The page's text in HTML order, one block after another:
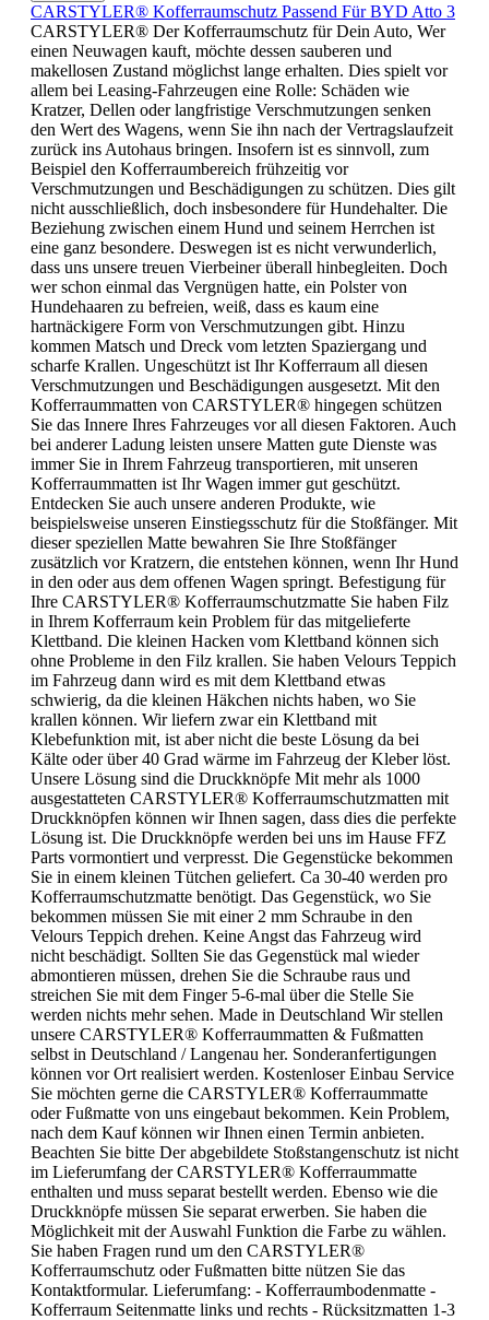
CARSTYLER® Kofferraumschutz Passend Für BYD Atto 3
CARSTYLER® Der Kofferraumschutz für Dein Auto, Wer
einen Neuwagen kauft, möchte dessen sauberen und
makellosen Zustand möglichst lange erhalten. Dies spielt vor
allem bei Leasing-Fahrzeugen eine Rolle: Schäden wie
Kratzer, Dellen oder langfristige Verschmutzungen senken
den Wert des Wagens, wenn Sie ihn nach der Vertragslaufzeit
zurück ins Autohaus bringen. Insofern ist es sinnvoll, zum
Beispiel den Kofferraumbereich frühzeitig vor
Verschmutzungen und Beschädigungen zu schützen. Dies gilt
nicht ausschließlich, doch insbesondere für Hundehalter. Die
Beziehung zwischen einem Hund und seinem Herrchen ist
eine ganz besondere. Deswegen ist es nicht verwunderlich,
dass uns unsere treuen Vierbeiner überall hinbegleiten. Doch
wer schon einmal das Vergnügen hatte, ein Polster von
Hundehaaren zu befreien, weiß, dass es kaum eine
hartnäckigere Form von Verschmutzungen gibt. Hinzu
kommen Matsch und Dreck vom letzten Spaziergang und
scharfe Krallen. Ungeschützt ist Ihr Kofferraum all diesen
Verschmutzungen und Beschädigungen ausgesetzt. Mit den
Kofferraummatten von CARSTYLER® hingegen schützen
Sie das Innere Ihres Fahrzeuges vor all diesen Faktoren. Auch
bei anderer Ladung leisten unsere Matten gute Dienste was
immer Sie in Ihrem Fahrzeug transportieren, mit unseren
Kofferraummatten ist Ihr Wagen immer gut geschützt.
Entdecken Sie auch unsere anderen Produkte, wie
beispielsweise unseren Einstiegsschutz für die Stoßfänger. Mit
dieser speziellen Matte bewahren Sie Ihre Stoßfänger
zusätzlich vor Kratzern, die entstehen können, wenn Ihr Hund
in den oder aus dem offenen Wagen springt. Befestigung für
Ihre CARSTYLER® Kofferraumschutzmatte Sie haben Filz
in Ihrem Kofferraum kein Problem für das mitgelieferte
Klettband. Die kleinen Hacken vom Klettband können sich
ohne Probleme in den Filz krallen. Sie haben Velours Teppich
im Fahrzeug dann wird es mit dem Klettband etwas
schwierig, da die kleinen Häkchen nichts haben, wo Sie
krallen können. Wir liefern zwar ein Klettband mit
Klebefunktion mit, ist aber nicht die beste Lösung da bei
Kälte oder über 40 Grad wärme im Fahrzeug der Kleber löst.
Unsere Lösung sind die Druckknöpfe Mit mehr als 1000
ausgestatteten CARSTYLER® Kofferraumschutzmatten mit
Druckknöpfen können wir Ihnen sagen, dass dies die perfekte
Lösung ist. Die Druckknöpfe werden bei uns im Hause FFZ
Parts vormontiert und verpresst. Die Gegenstücke bekommen
Sie in einem kleinen Tütchen geliefert. Ca 30-40 werden pro
Kofferraumschutzmatte benötigt. Das Gegenstück, wo Sie
bekommen müssen Sie mit einer 2 mm Schraube in den
Velours Teppich drehen. Keine Angst das Fahrzeug wird
nicht beschädigt. Sollten Sie das Gegenstück mal wieder
abmontieren müssen, drehen Sie die Schraube raus und
streichen Sie mit dem Finger 5-6-mal über die Stelle Sie
werden nichts mehr sehen. Made in Deutschland Wir stellen
unsere CARSTYLER® Kofferraummatten & Fußmatten
selbst in Deutschland / Langenau her. Sonderanfertigungen
können vor Ort realisiert werden. Kostenloser Einbau Service
Sie möchten gerne die CARSTYLER® Kofferraummatte
oder Fußmatte von uns eingebaut bekommen. Kein Problem,
nach dem Kauf können wir Ihnen einen Termin anbieten.
Beachten Sie bitte Der abgebildete Stoßstangenschutz ist nicht
im Lieferumfang der CARSTYLER® Kofferraummatte
enthalten und muss separat bestellt werden. Ebenso wie die
Druckknöpfe müssen Sie separat erwerben. Sie haben die
Möglichkeit mit der Auswahl Funktion die Farbe zu wählen.
Sie haben Fragen rund um den CARSTYLER®
Kofferraumschutz oder Fußmatten bitte nützen Sie das
Kontaktformular. Lieferumfang: - Kofferraumbodenmatte -
Kofferraum Seitenmatte links und rechts - Rücksitzmatten 1-3